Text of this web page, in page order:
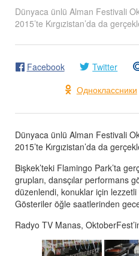
Dünyaca ünlü Alman Festivali
2015’te Kırgızistan’da da
Facebook Twitter
Одноклассники
Dünyaca ünlü Alman Festivali
2015’te Kırgızistan’da da
Bişkek’teki Flamingo Park’ta
grupları, dansçılar performans
düzenlendi, konuklar için lezzetli
Gösteriler öğle saatlerinden
Radyo TV Manas,